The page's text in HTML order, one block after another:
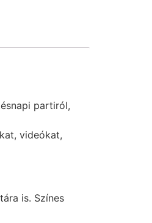
partiról,
videókat,
is. Színes